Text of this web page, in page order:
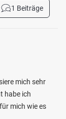
1 Beiträge
mich sehr
habe ich
mich wie es